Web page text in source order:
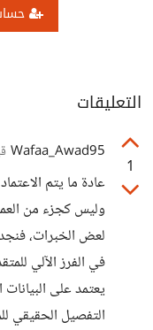
التعليقات
1
Wafaa_Awad95
عادة ما يتم
وليس كجزء من
لعض الخبرات،
في الفرز الآلي
يعتمد على
التفصيل الحقيقي